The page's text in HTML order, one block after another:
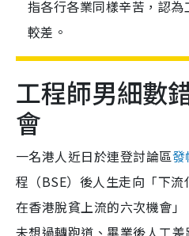
指各行各業同樣辛苦，認
較差。
工程師男細數
會
一名港人近日於連登討論區發
程（BSE）後人生走向「下
在香港脫貧上流的六次機會